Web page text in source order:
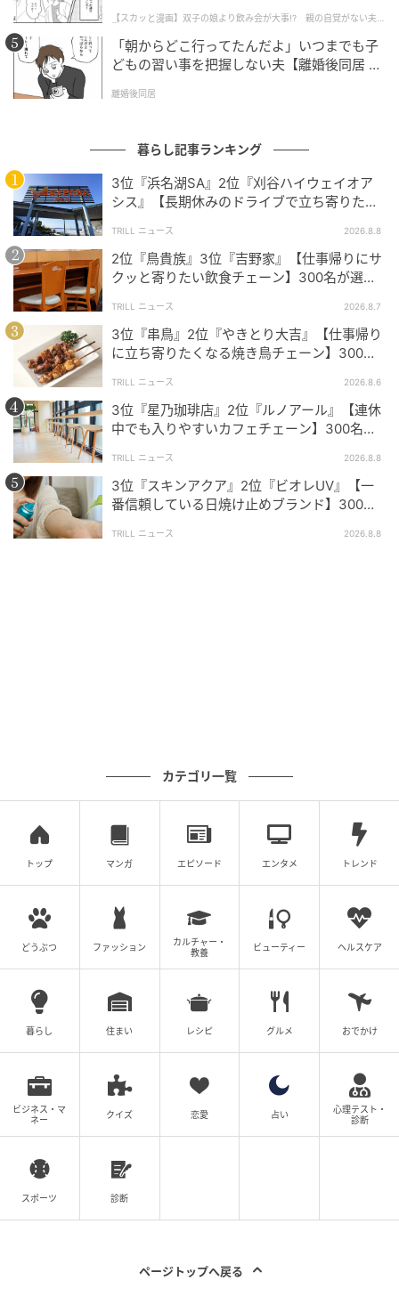
AOKIのスーツはストレッチ性があり、自宅の洗濯機で
洗ってもシワになりにくいと高く評価されています。
汗をかいたり突然の雨に遭っても、クリーニングに出
すことなく自宅で丸洗いできるため、毎日安心して着
を重視した素材が豊富にそろっているので、忙しい朝
や長時間の着用でも清潔感を保ちやすいと支持を集め
ました。
ストレッチ性のある自宅の洗濯機で、洗ってもシワになりにく
いスーツを販売しているからです。価格帯もお手頃で新調しや
すいです。（39歳/女性）
埃などが簡単に落ちるからすごく手入れが容易で、生地を傷め
ない作りになっていて素晴らしいと思います。（41歳/男性）
夏でも涼しくシワにならず、ホームクリーニングが出来る素材
のものが豊富にあるのが魅力です。人におすすめするくらい便
利で使いやすいです。（53歳/女性）
※ 掲載されているスーツの防シワ性、ストレッチ性、
速乾性、および家庭用洗濯機での丸洗い（ウォッシャ
ブル機能）の可否は、各ブランドが展開する生地の素
材（ポリエステル・ウール等の混紡率）や製品モデル
※ 本記事は2026年7月1日執筆時点の情報です。各メー
カーによる新作コレクションの発表、新素材（ナノテ
クノロジー等）の導入、仕様変更、または価格改定等
により最新の情報と異なる場合があります。
※ 本ランキングはアンケート回答者300名の主観に基
づくものであり、特定の製品がすべての洗濯環境にお
保証するものではありません。
※ 4位以下には「洋服の青山」「青山（ザ・スーツカ
ンパニー等含む）」「コナカ」などがランクインして
いました。特定のブランドの優劣を競うものではない
ことをご理解ください。
調査方法：インターネットサービスによる任意回答
調査実施日：2026年6月26日
【スカッと漫画】双子の娘より飲み会が大事!? 親の自覚がない夫を
懲らしめた話
「朝からどこ行ってたんだよ」いつまでも子
どもの習い事を把握しない夫【離婚後同居 Vo
離婚後同居
暮らし記事ランキング
3位『浜名湖SA』2位『刈谷ハイウェイオア
シス』【長期休みのドライブで立ち寄りたい
実」
TRILL ニュース 2026.8.8
2位『鳥貴族』3位『吉野家』【仕事帰りにサ
クッと寄りたい飲食チェーン】300名が選ぶ1
TRILL ニュース 2026.8.7
3位『串鳥』2位『やきとり大吉』【仕事帰り
に立ち寄りたくなる焼き鳥チェーン】300名
TRILL ニュース 2026.8.6
3位『星乃珈琲店』2位『ルノアール』【連休
中でも入りやすいカフェチェーン】300名が
TRILL ニュース 2026.8.8
3位『スキンアクア』2位『ビオレUV』【一
番信頼している日焼け止めブランド】300名
かった」
TRILL ニュース 2026.8.8
カテゴリ一覧
トップ マンガ エピソード エンタメ トレンド
どうぶつ ファッション
カルチャー・
教養
ビューティー ヘルスケア
暮らし 住まい レシピ グルメ おでかけ
ビジネス・マ
ネー
クイズ 恋愛 占い
心理テスト・
診断
スポーツ 診断
ページトップへ戻る